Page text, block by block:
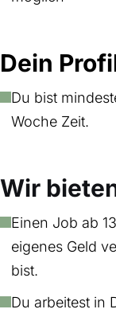
Dein
Du bist
Woche Zeit.
Wir
Einen Job ab
eigenes Geld
bist.
Du arbeitest in